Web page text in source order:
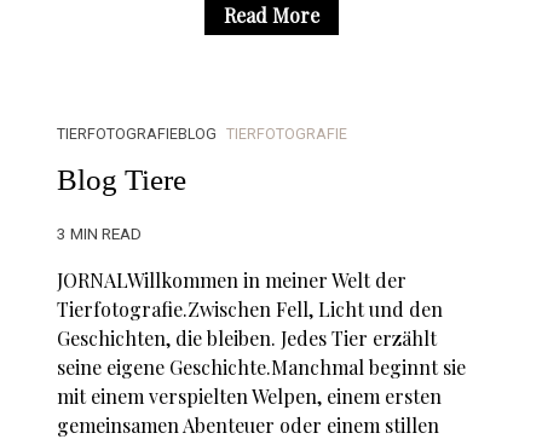
Read More
TIERFOTOGRAFIEBLOG TIERFOTOGRAFIE
Blog Tiere
3 MIN READ
JORNALWillkommen in meiner Welt der
Tierfotografie.Zwischen Fell, Licht und den
Geschichten, die bleiben. Jedes Tier erzählt
seine eigene Geschichte.Manchmal beginnt sie
mit einem verspielten Welpen, einem ersten
gemeinsamen Abenteuer oder einem stillen